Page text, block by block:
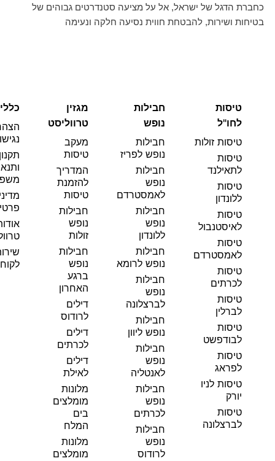
כחברת הדגל של ישראל, אל על מציעה סטנדרטים גבוהים של
בטיחות ושירות, להבטחת חווית נסיעה חלקה ונעימה
טיסות
לחו"ל
טיסות זולות
טיסות
לתאילנד
טיסות
ללונדון
טיסות
לאיסטנבול
טיסות
לאמסטרדם
טיסות
לכרתים
טיסות
לברלין
טיסות
לבודפשט
טיסות
לפראג
טיסות לניו
יורק
טיסות
לברצלונה
חבילות
נופש
חבילות
נופש לפריז
חבילות
נופש
לאמסטרדם
חבילות
נופש
ללונדון
חבילות
נופש לרומא
חבילות
נופש
לברצלונה
חבילות
נופש ליוון
חבילות
נופש
לאנטליה
חבילות
נופש
לכרתים
חבילות
נופש
לרודוס
מגזין
טרווליסט
מעקב
טיסות
המדריך
להזמנת
טיסות
חבילות
נופש
זולות
חבילות
נופש
ברגע
האחרון
דילים
לרודוס
דילים
לכרתים
דילים
לאילת
מלונות
מומלצים
בים
המלח
מלונות
מומלצים
כללי